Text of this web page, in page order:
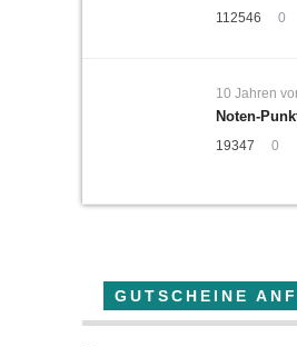
112546 0
10 Jahren
Noten-
19347 0
GUTSCHEINE